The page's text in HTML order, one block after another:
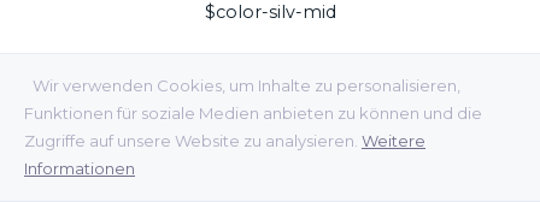
Wir verwenden Cookies, um Inhalte zu personalisieren,
Funktionen für soziale Medien anbieten zu können und die
Zugriffe auf unsere Website zu analysieren. Weitere
Informationen
$color-silv-mid